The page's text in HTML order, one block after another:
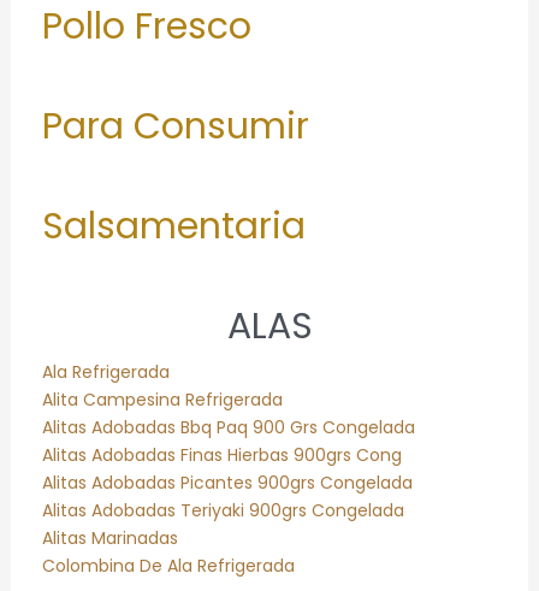
Pollo Fresco
Para Consumir
Salsamentaria
ALAS
Ala Refrigerada
Alita Campesina Refrigerada
Alitas Adobadas Bbq Paq 900 Grs Congelada
Alitas Adobadas Finas Hierbas 900grs Cong
Alitas Adobadas Picantes 900grs Congelada
Alitas Adobadas Teriyaki 900grs Congelada
Alitas Marinadas
Colombina De Ala Refrigerada